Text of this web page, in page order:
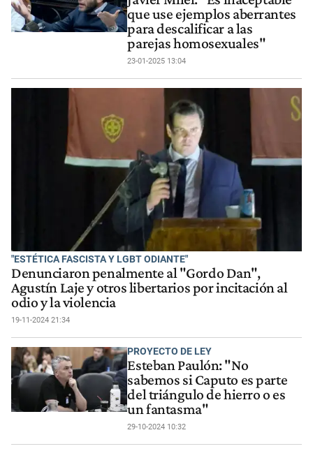
que use ejemplos aberrantes
para descalificar a las
parejas homosexuales"
23-01-2025 13:04
"ESTÉTICA FASCISTA Y LGBT ODIANTE"
Denunciaron penalmente al "Gordo Dan",
Agustín Laje y otros libertarios por incitación al
odio y la violencia
19-11-2024 21:34
PROYECTO DE LEY
Esteban Paulón: "No
sabemos si Caputo es parte
del triángulo de hierro o es
un fantasma"
29-10-2024 10:32